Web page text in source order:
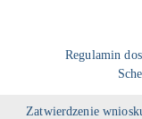
Regulamin
Zatwierdzenie